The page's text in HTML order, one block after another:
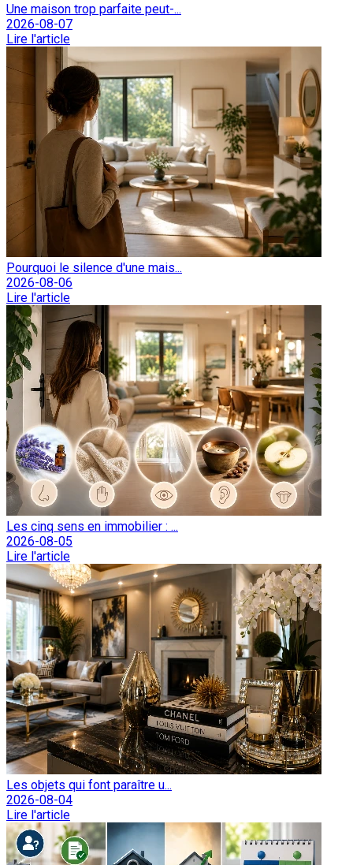
Une maison trop parfaite peut-...
2026-08-07
Lire l'article
Pourquoi le silence d'une mais...
2026-08-06
Lire l'article
Les cinq sens en immobilier : ...
2026-08-05
Lire l'article
Les objets qui font paraître u...
2026-08-04
Lire l'article